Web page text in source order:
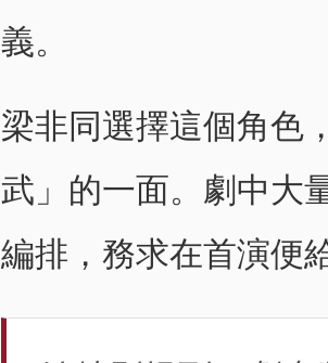
義。
梁非同選擇這個角色
武」的一面。劇中大
編排，務求在首演便